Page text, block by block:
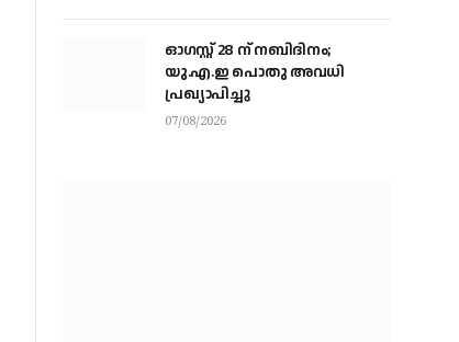
ഓഗസ്റ്റ് 28 ന് നബിദിനം;
യു.എ.ഇ പൊതു അവധി
പ്രഖ്യാപിച്ചു
07/08/2026